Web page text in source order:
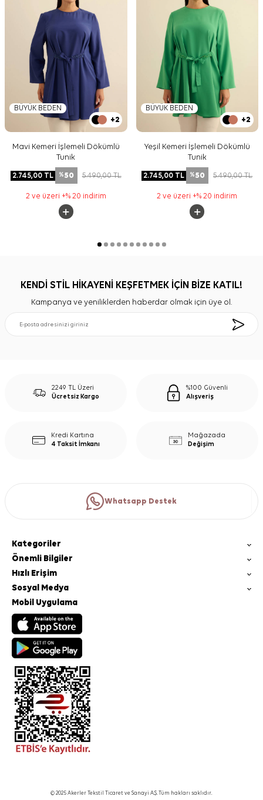
BÜYÜK BEDEN
+2
Mavi Kemeri İşlemeli Dökümlü
Tunik
2.745,00TL %50 5.490,00TL
2 ve üzeri +% 20 indirim
BÜYÜK BEDEN
+2
Yeşil Kemeri İşlemeli Dökümlü
Tunik
2.745,00 TL %50 5.490,00TL
2 ve üzeri +% 20 indirim
KENDİ STİL HİKAYENİ KEŞFETMEK İÇİN BİZE KATIL!
Kampanya ve yeniliklerden haberdar olmak için üye ol.
2249 TL Üzeri
Ücretsiz Kargo
%100 Güvenli
Alışveriş
Kredi Kartına
4 Taksit İmkanı
Mağazada
Değişim
Whatsapp Destek
Kategoriler
Önemli Bilgiler
Hızlı Erişim
Sosyal Medya
Mobil Uygulama
© 2025 Akerler Tekstil Ticaret ve Sanayi A.Ş. Tüm hakları saklıdır.